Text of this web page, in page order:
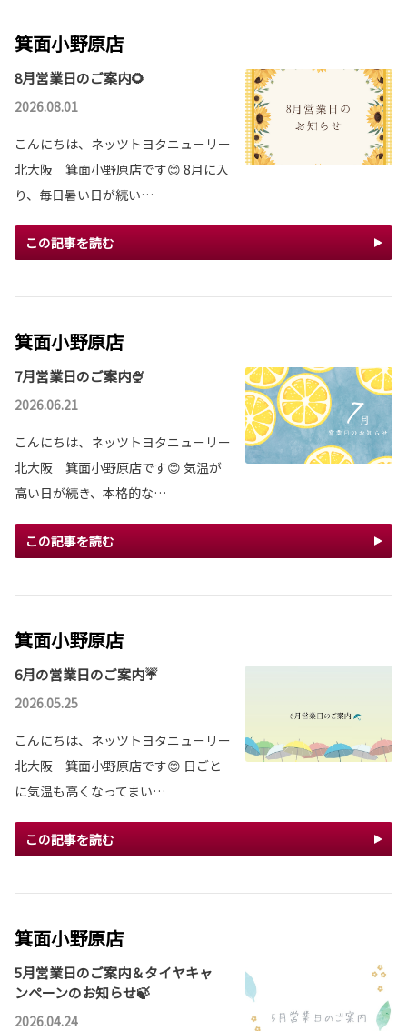
箕面小野原店
8月営業日のご案内🌻
2026.08.01
こんにちは、ネッツトヨタニューリー
北大阪 箕面小野原店です😊 8月に入
り、毎日暑い日が続い…
この記事を読む
箕面小野原店
7月営業日のご案内🍨
2026.06.21
こんにちは、ネッツトヨタニューリー
北大阪 箕面小野原店です😊 気温が
高い日が続き、本格的な…
この記事を読む
箕面小野原店
6月の営業日のご案内☔
2026.05.25
こんにちは、ネッツトヨタニューリー
北大阪 箕面小野原店です😊 日ごと
に気温も高くなってまい…
この記事を読む
箕面小野原店
5月営業日のご案内＆タイヤキャ
ンペーンのお知らせ🍃
2026.04.24